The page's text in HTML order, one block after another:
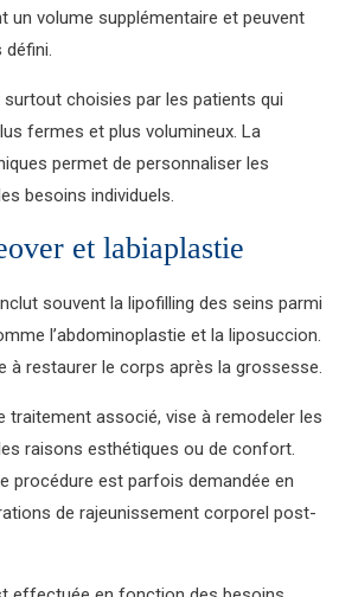
un volume supplémentaire et peuvent
choisies par les patients qui
fermes et plus volumineux. La
permet de personnaliser les
besoins individuels.
et labiaplastie
souvent la lipofilling des seins parmi
l’abdominoplastie et la liposuccion.
à restaurer le corps après la grossesse.
traitement associé, vise à remodeler les
raisons esthétiques ou de confort.
procédure est parfois demandée en
de rajeunissement corporel post-